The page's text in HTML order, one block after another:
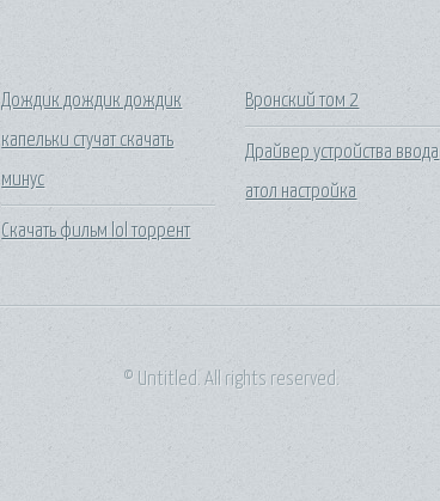
Дождик дождик дождик
капельки стучат скачать
минус
Скачать фильм lol торрент
Вронский том 2
Драйвер устройства ввода
атол настройка
© Untitled. All rights reserved.